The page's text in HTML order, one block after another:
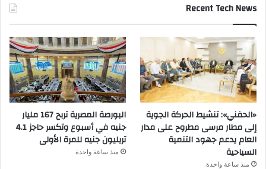
Recent Tech News
«الحفني»: تنشيط الحركة الجوية
إلى مطار مرسى مطروح على مدار
العام يدعم جهود التنمية
السياحية
منذ ساعة واحدة
البورصة المصرية تربح 167 مليار
جنيه في أسبوع وتكسر حاجز 4.1
تريليون جنيه للمرة الأولى
منذ ساعة واحدة